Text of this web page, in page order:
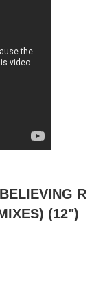
R
(12")